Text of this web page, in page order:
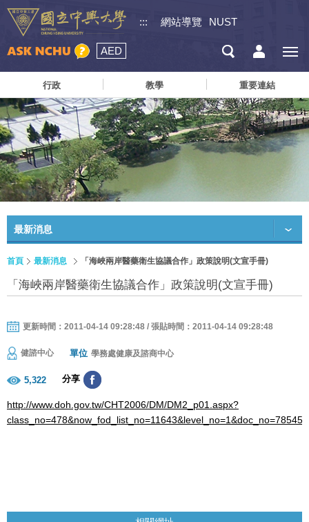
::: 網站導覽 NUST
AED
行政 教學 重要連結
最新消息
首頁 最新消息 「海峽兩岸醫藥衛生協議合作」政策說明(文宣手冊)
「海峽兩岸醫藥衛生協議合作」政策說明(文宣手冊)
更新時間：2011-04-14 09:28:48 / 張貼時間：2011-04-14 09:28:48
健諮中心 單位 學務處健康及諮商中心
5,322 分享
http://www.doh.gov.tw/CHT2006/DM/DM2_p01.aspx?
class_no=478&now_fod_list_no=11643&level_no=1&doc_no=78545